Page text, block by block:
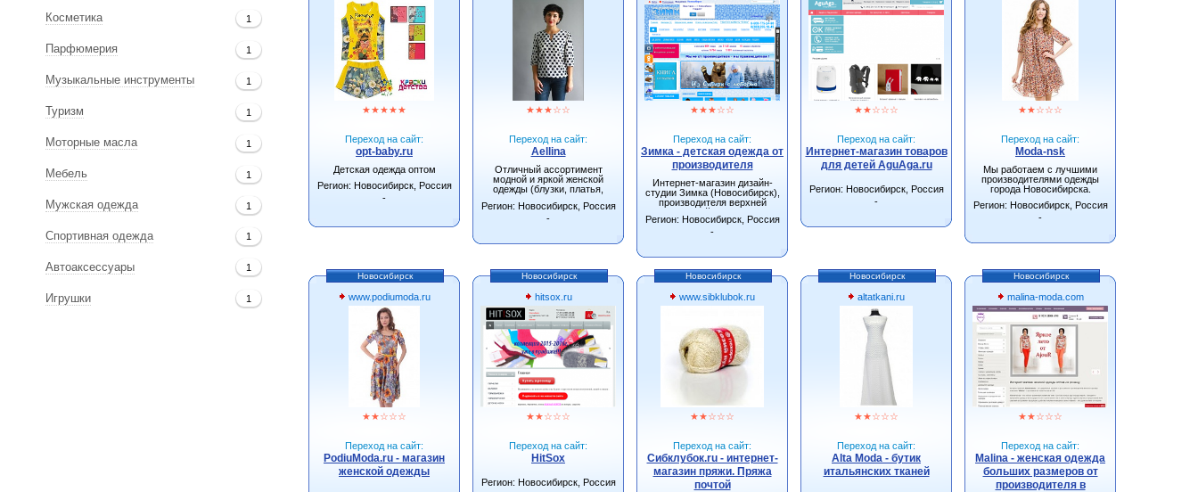
Косметика 1
Парфюмерия 1
Музыкальные инструменты 1
Туризм 1
Моторные масла 1
Мебель 1
Мужская одежда 1
Спортивная одежда 1
Автоаксессуары 1
Игрушки 1
★★★★★
Переход на сайт:
opt-baby.ru
Детская одежда оптом
Регион: Новосибирск, Россия
-
★★★☆☆
Переход на сайт:
Aellina
Отличный ассортимент
модной и яркой женской
одежды (блузки, платья,
Регион: Новосибирск, Россия
-
★★★☆☆
Переход на сайт:
Зимка - детская одежда от
производителя
Интернет-магазин дизайн-
студии Зимка (Новосибирск),
производителя верхней
детской одежды.
Регион: Новосибирск, Россия
-
★★☆☆☆
Переход на сайт:
Интернет-магазин товаров
для детей AguAga.ru
Регион: Новосибирск, Россия
-
★★☆☆☆
Переход на сайт:
Moda-nsk
Мы работаем с лучшими
производителями одежды
города Новосибирска.
Регион: Новосибирск, Россия
-
Новосибирск
www.podiumoda.ru
★★☆☆☆
Переход на сайт:
PodiuModa.ru - магазин
женской одежды
Новосибирск
hitsox.ru
★★☆☆☆
Переход на сайт:
HitSox
Регион: Новосибирск, Россия
Новосибирск
www.sibklubok.ru
★★☆☆☆
Переход на сайт:
Сибклубок.ru - интернет-
магазин пряжи. Пряжа
почтой
Новосибирск
altatkani.ru
★★☆☆☆
Переход на сайт:
Alta Moda - бутик
итальянских тканей
Новосибирск
malina-moda.com
★★☆☆☆
Переход на сайт:
Malina - женская одежда
больших размеров от
производителя в